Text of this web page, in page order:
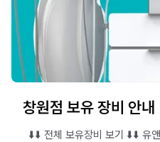
창원점 보유 장비 안내
⬇️⬇️ 전체 보유장비 보기 ⬇️⬇️ 유